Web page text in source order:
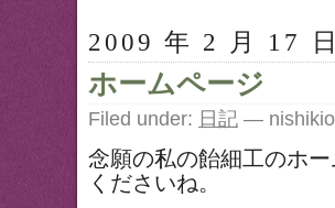
2009 年 2 月 17 日
ホームページ
Filed under: 日記 —
念願の私の飴細工のホ
くださいね。